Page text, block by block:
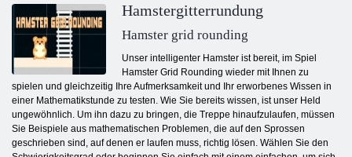
Hamstergitterrundung
Hamster grid rounding
Unser intelligenter Hamster ist bereit, im Spiel
Hamster Grid Rounding wieder mit Ihnen zu
spielen und gleichzeitig Ihre Aufmerksamkeit und Ihr erworbenes Wissen in
einer Mathematikstunde zu testen. Wie Sie bereits wissen, ist unser Held
ungewöhnlich. Um ihn dazu zu bringen, die Treppe hinaufzulaufen, müssen
Sie Beispiele aus mathematischen Problemen, die auf den Sprossen
geschrieben sind, auf denen er laufen muss, richtig lösen. Wählen Sie den